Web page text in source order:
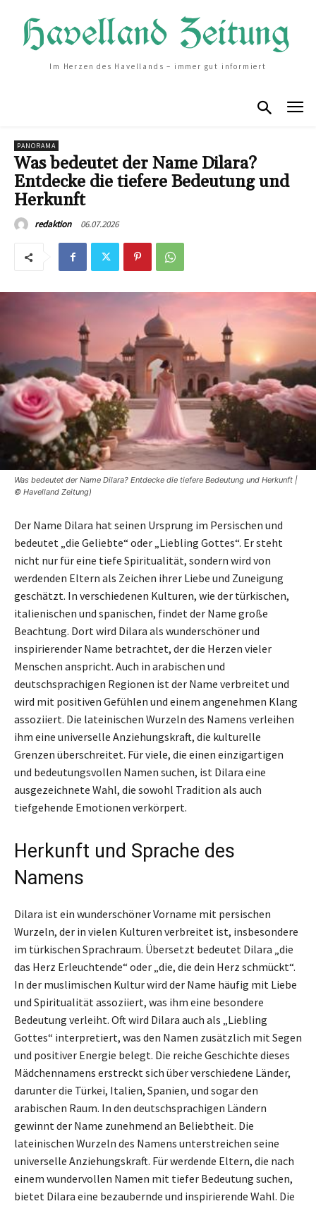
Im Herzen des Havellands – immer gut informiert
PANORAMA
Was bedeutet der Name Dilara?
Entdecke die tiefere Bedeutung und
Herkunft
redaktion 06.07.2026
Was bedeutet der Name Dilara? Entdecke die tiefere Bedeutung und Herkunft |
© Havelland Zeitung)
Der Name Dilara hat seinen Ursprung im Persischen und
bedeutet „die Geliebte“ oder „Liebling Gottes“. Er steht
nicht nur für eine tiefe Spiritualität, sondern wird von
werdenden Eltern als Zeichen ihrer Liebe und Zuneigung
geschätzt. In verschiedenen Kulturen, wie der türkischen,
italienischen und spanischen, findet der Name große
Beachtung. Dort wird Dilara als wunderschöner und
inspirierender Name betrachtet, der die Herzen vieler
Menschen anspricht. Auch in arabischen und
deutschsprachigen Regionen ist der Name verbreitet und
wird mit positiven Gefühlen und einem angenehmen Klang
assoziiert. Die lateinischen Wurzeln des Namens verleihen
ihm eine universelle Anziehungskraft, die kulturelle
Grenzen überschreitet. Für viele, die einen einzigartigen
und bedeutungsvollen Namen suchen, ist Dilara eine
ausgezeichnete Wahl, die sowohl Tradition als auch
tiefgehende Emotionen verkörpert.
Herkunft und Sprache des
Namens
Dilara ist ein wunderschöner Vorname mit persischen
Wurzeln, der in vielen Kulturen verbreitet ist, insbesondere
im türkischen Sprachraum. Übersetzt bedeutet Dilara „die
das Herz Erleuchtende“ oder „die, die dein Herz schmückt“.
In der muslimischen Kultur wird der Name häufig mit Liebe
und Spiritualität assoziiert, was ihm eine besondere
Bedeutung verleiht. Oft wird Dilara auch als „Liebling
Gottes“ interpretiert, was den Namen zusätzlich mit Segen
und positiver Energie belegt. Die reiche Geschichte dieses
Mädchennamens erstreckt sich über verschiedene Länder,
darunter die Türkei, Italien, Spanien, und sogar den
arabischen Raum. In den deutschsprachigen Ländern
gewinnt der Name zunehmend an Beliebtheit. Die
lateinischen Wurzeln des Namens unterstreichen seine
universelle Anziehungskraft. Für werdende Eltern, die nach
einem wundervollen Namen mit tiefer Bedeutung suchen,
bietet Dilara eine bezaubernde und inspirierende Wahl. Die